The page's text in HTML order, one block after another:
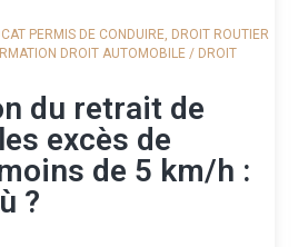
PERMIS DE CONDUIRE, DROIT ROUTIER
DROIT AUTOMOBILE / DROIT
du retrait de
excès de
de 5 km/h :
?